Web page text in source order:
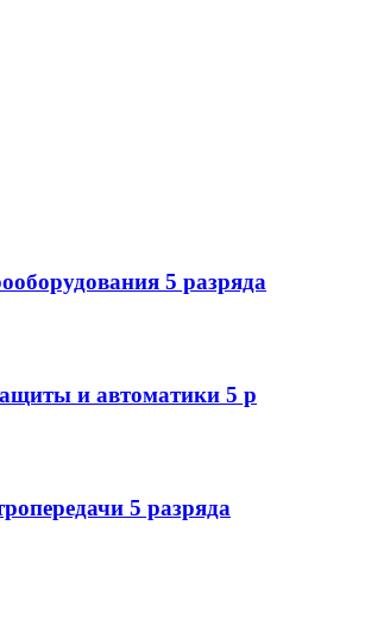
5 разряда
и автоматики 5 р
5 разряда